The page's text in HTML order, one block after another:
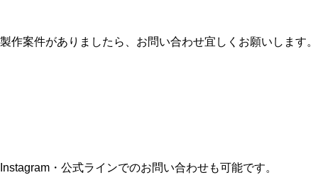
製作案件がありましたら、お問い合わせ宜しくお願いします。
Instagram・公式ラインでのお問い合わせも可能です。